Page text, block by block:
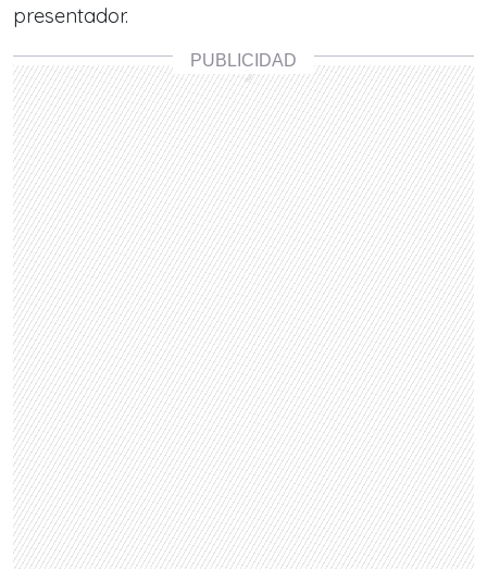
presentador.